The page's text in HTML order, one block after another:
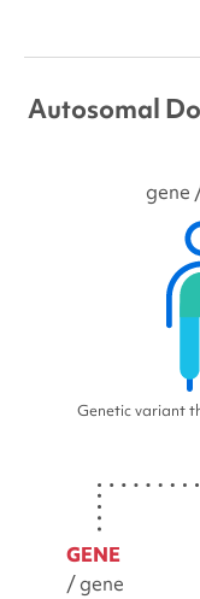
Autosomal
gene
Genetic variant
GENE
/ gene